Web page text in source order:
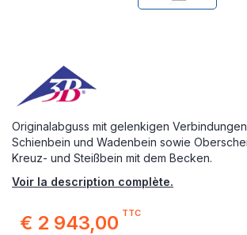
Originalabguss mit gelenkigen
Schienbein und Wadenbein sowie
Kreuz- und Steißbein mit dem Becken.
Voir la description complète.
€ 2 943,00 TTC